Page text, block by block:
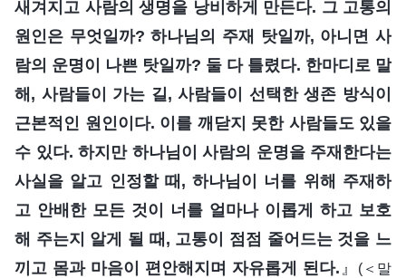
새겨지고 사람의 생명을 낭비하게 만든다. 그 고통의
원인은 무엇일까? 하나님의 주재 탓일까, 아니면 사
람의 운명이 나쁜 탓일까? 둘 다 틀렸다. 한마디로 말
해, 사람들이 가는 길, 사람들이 선택한 생존 방식이
근본적인 원인이다. 이를 깨닫지 못한 사람들도 있을
수 있다. 하지만 하나님이 사람의 운명을 주재한다는
사실을 알고 인정할 때, 하나님이 너를 위해 주재하
고 안배한 모든 것이 너를 얼마나 이롭게 하고 보호
해 주는지 알게 될 때, 고통이 점점 줄어드는 것을 느
끼고 몸과 마음이 편안해지며 자유롭게 된다. 』
(＜말